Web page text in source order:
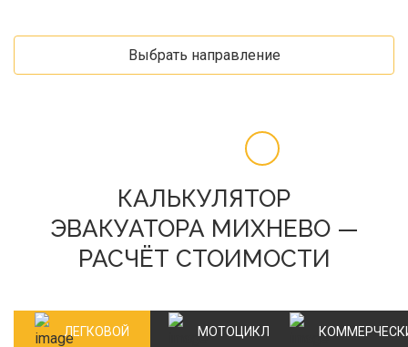
Выбрать направление
КАЛЬКУЛЯТОР
ЭВАКУАТОРА МИХНЕВО —
РАСЧЁТ СТОИМОСТИ
ЛЕГКОВОЙ МОТОЦИКЛ